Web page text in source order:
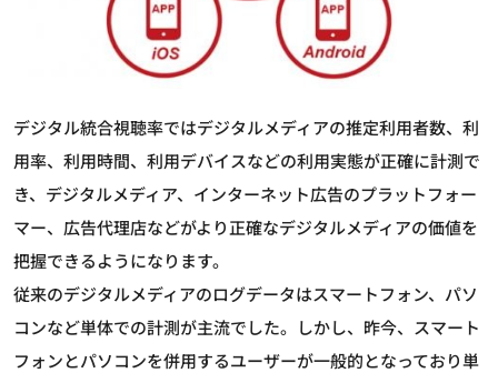
デジタル統合視聴率ではデジタルメディアの推定利用者数、利
用率、利用時間、利用デバイスなどの利用実態が正確に計測で
き、デジタルメディア、インターネット広告のプラットフォー
マー、広告代理店などがより正確なデジタルメディアの価値を
把握できるようになります。
従来のデジタルメディアのログデータはスマートフォン、パソ
コンなど単体での計測が主流でした。しかし、昨今、スマート
フォンとパソコンを併用するユーザーが一般的となっており単